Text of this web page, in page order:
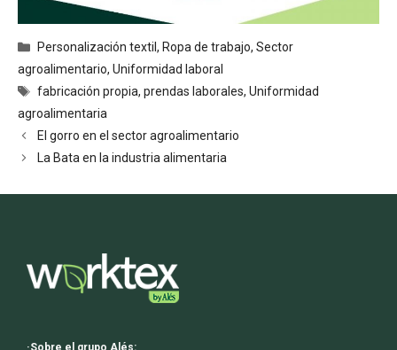
Categorías
Personalización textil, Ropa de trabajo,Sector
agroalimentario, Uniformidad laboral
Etiquetas
fabricación propia,prendas laborales,Uniformidad
agroalimentaria
Navegación
de
El gorro en el sector agroalimentario
La Bata en la industria alimentaria